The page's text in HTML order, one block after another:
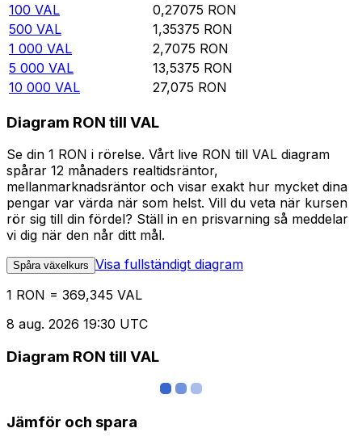
100 VAL 0,27075 RON
500 VAL 1,35375 RON
1 000 VAL 2,7075 RON
5 000 VAL 13,5375 RON
10 000 VAL 27,075 RON
Diagram RON till VAL
Se din 1 RON i rörelse. Vårt live RON till VAL diagram
spårar 12 månaders realtidsräntor,
mellanmarknadsräntor och visar exakt hur mycket dina
pengar var värda när som helst. Vill du veta när kursen
rör sig till din fördel? Ställ in en prisvarning så meddelar
vi dig när den når ditt mål.
Spåra växelkurs Visa fullständigt diagram
1 RON = 369,345 VAL
8 aug. 2026 19:30 UTC
Diagram RON till VAL
Jämför och spara